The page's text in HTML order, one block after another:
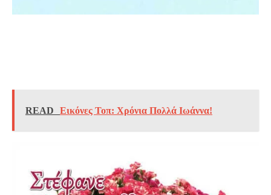
READ Εικόνες Τοπ: Χρόνια Πολλά Ιωάννα!